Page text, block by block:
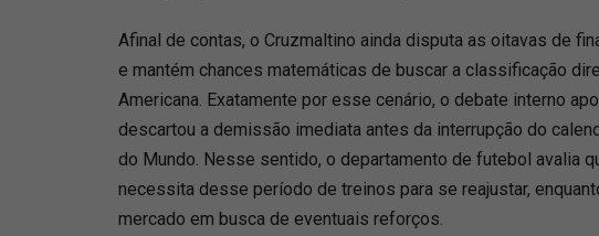
Afinal de contas, o Cruzmaltino ainda disputa as oitavas de
e mantém chances matemáticas de buscar a classificação
Americana. Exatamente por esse cenário, o debate interno
descartou a demissão imediata antes da interrupção do
do Mundo. Nesse sentido, o departamento de futebol avalia
necessita desse período de treinos para se reajustar,
mercado em busca de eventuais reforços.